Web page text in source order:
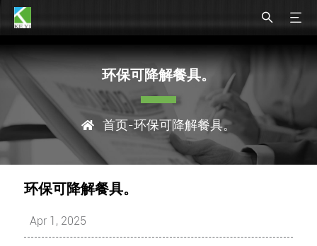
环保可降解餐具。
首页-环保可降解餐具。
环保可降解餐具。
Apr 1, 2025